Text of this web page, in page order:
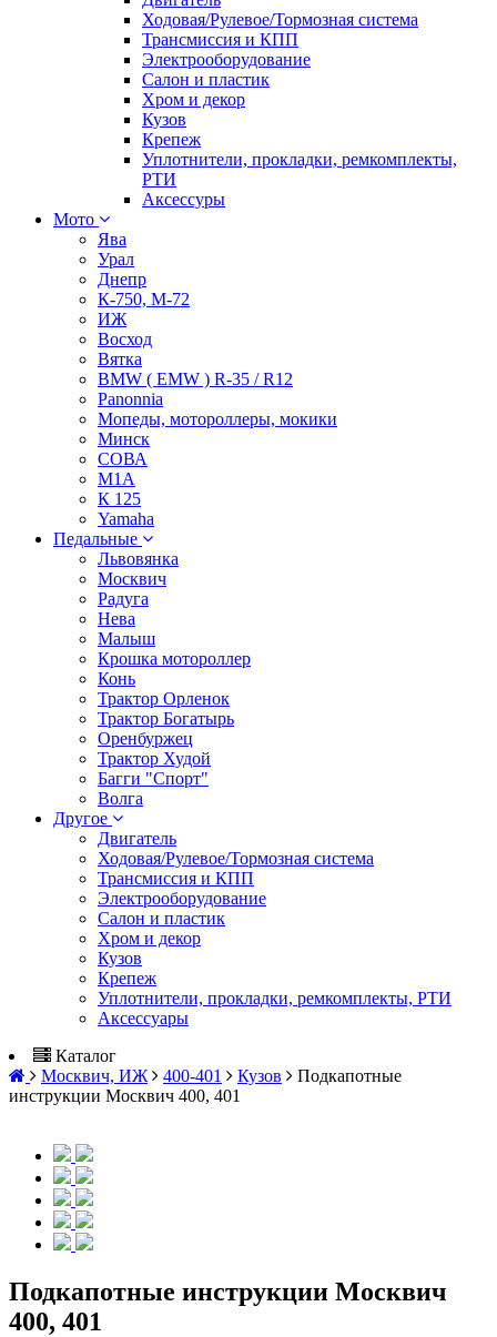
Ходовая/Рулевое/Тормозная система
Трансмиссия и КПП
Электрооборудование
Салон и пластик
Хром и декор
Кузов
Крепеж
Уплотнители, прокладки, ремкомплекты,
РТИ
Аксессуры
Мото
Ява
Урал
Днепр
К-750, М-72
ИЖ
Восход
Вятка
BMW ( EMW ) R-35 / R12
Panonnia
Мопеды, мотороллеры, мокики
Минск
СОВА
М1А
К 125
Yamaha
Педальные
Львовянка
Москвич
Радуга
Нева
Малыш
Крошка мотороллер
Конь
Трактор Орленок
Трактор Богатырь
Оренбуржец
Трактор Худой
Багги "Спорт"
Волга
Другое
Двигатель
Ходовая/Рулевое/Тормозная система
Трансмиссия и КПП
Электрооборудование
Салон и пластик
Хром и декор
Кузов
Крепеж
Уплотнители, прокладки, ремкомплекты, РТИ
Аксессуары
Каталог
Москвич, ИЖ
400-401 Кузов
Подкапотные
инструкции Москвич 400, 401
Подкапотные инструкции Москвич
400, 401